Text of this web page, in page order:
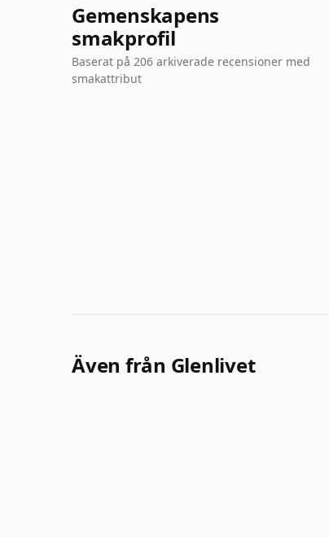
Gemenskapens
smakprofil
Baserat på 206 arkiverade recensioner med
smakattribut
Även från Glenlivet